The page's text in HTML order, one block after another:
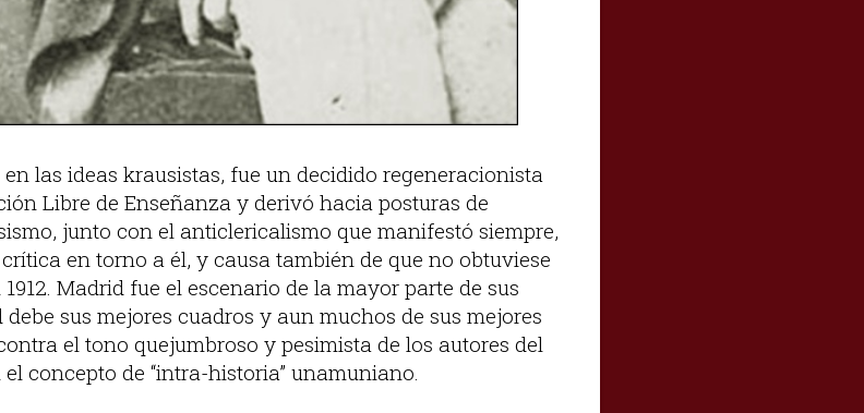
las ideas krausistas, fue un decidido regeneracionista
Libre de Enseñanza y derivó hacia posturas de
junto con el anticlericalismo que manifestó siempre,
en torno a él, y causa también de que no obtuviese
Madrid fue el escenario de la mayor parte de sus
sus mejores cuadros y aun muchos de sus mejores
el tono quejumbroso y pesimista de los autores del
concepto de “intra-historia” unamuniano.